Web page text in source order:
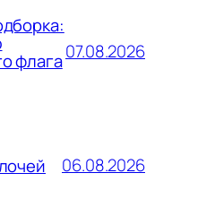
флага07.08.2026
06.08.2026